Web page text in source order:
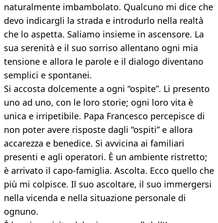
naturalmente imbambolato. Qualcuno mi dice che
devo indicargli la strada e introdurlo nella realtà
che lo aspetta. Saliamo insieme in ascensore. La
sua serenità e il suo sorriso allentano ogni mia
tensione e allora le parole e il dialogo diventano
semplici e spontanei.
Si accosta dolcemente a ogni “ospite”. Li presento
uno ad uno, con le loro storie; ogni loro vita è
unica e irripetibile. Papa Francesco percepisce di
non poter avere risposte dagli “ospiti” e allora
accarezza e benedice. Si avvicina ai familiari
presenti e agli operatori. È un ambiente ristretto;
è arrivato il capo-famiglia. Ascolta. Ecco quello che
più mi colpisce. Il suo ascoltare, il suo immergersi
nella vicenda e nella situazione personale di
ognuno.